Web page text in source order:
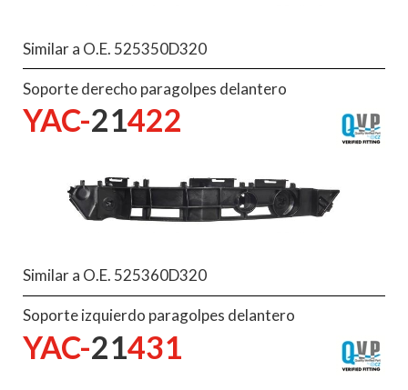
Similar a O.E. 525350D320
Soporte derecho paragolpes delantero
YAC-21422
Similar a O.E. 525360D320
Soporte izquierdo paragolpes delantero
YAC-21431